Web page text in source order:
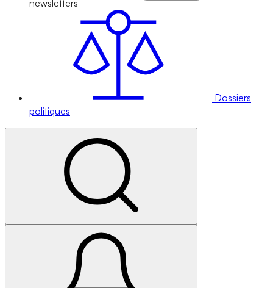
newsletters
Dossiers
politiques